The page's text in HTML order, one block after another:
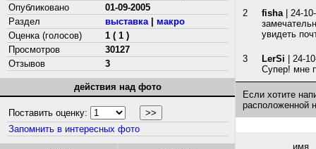
Опубликовано
01-09-2005
Раздел
выставка| макро
Оценка (голосов)
1 ( 1 )
Просмотров
30127
Отзывов
3
действия над фото
Поставить оценку:
Запомнить в интересных фото
2 fisha| 24-
увидеть
3 LerSi | 24-
Супер! мне
Если хотите
расположенной
имя